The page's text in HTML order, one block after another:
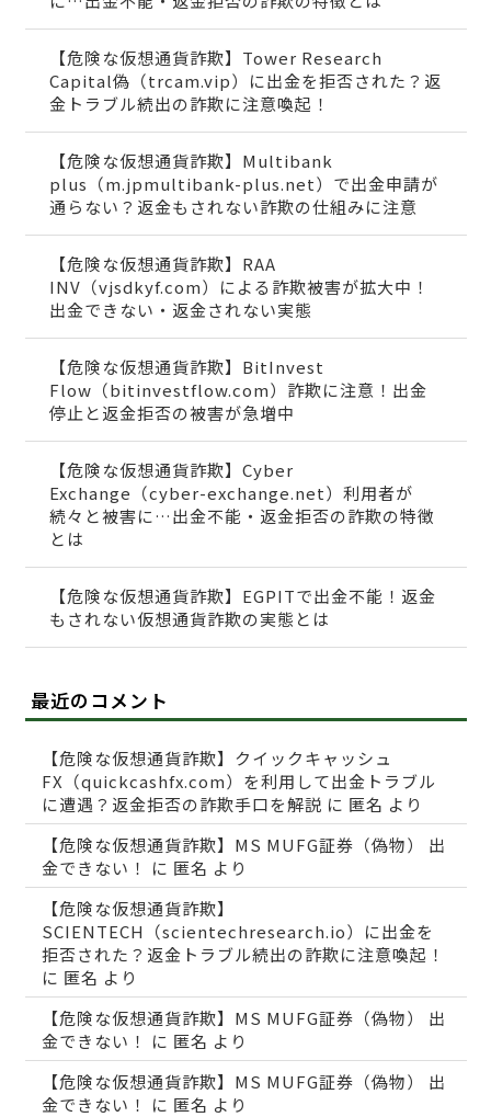
【危険な仮想通貨詐欺】Tower Research
Capital偽（trcam.vip）に出金を拒否された？返
金トラブル続出の詐欺に注意喚起！
【危険な仮想通貨詐欺】Multibank
plus（m.jpmultibank-plus.net）で出金申請が
通らない？返金もされない詐欺の仕組みに注意
【危険な仮想通貨詐欺】RAA
INV（vjsdkyf.com）による詐欺被害が拡大中！
出金できない・返金されない実態
【危険な仮想通貨詐欺】BitInvest
Flow（bitinvestflow.com）詐欺に注意！出金
停止と返金拒否の被害が急増中
【危険な仮想通貨詐欺】Cyber
Exchange（cyber-exchange.net）利用者が
続々と被害に…出金不能・返金拒否の詐欺の特徴
とは
【危険な仮想通貨詐欺】EGPITで出金不能！返金
もされない仮想通貨詐欺の実態とは
最近のコメント
【危険な仮想通貨詐欺】クイックキャッシュ
FX（quickcashfx.com）を利用して出金トラブル
に遭遇？返金拒否の詐欺手口を解説 に 匿名 より
【危険な仮想通貨詐欺】MS MUFG証券（偽物） 出
金できない！
に 匿名 より
【危険な仮想通貨詐欺】
SCIENTECH（scientechresearch.io）に出金を
拒否された？返金トラブル続出の詐欺に注意喚起！
に 匿名 より
【危険な仮想通貨詐欺】MS MUFG証券（偽物） 出
金できない！
に 匿名 より
【危険な仮想通貨詐欺】MS MUFG証券（偽物） 出
金できない！
に 匿名 より